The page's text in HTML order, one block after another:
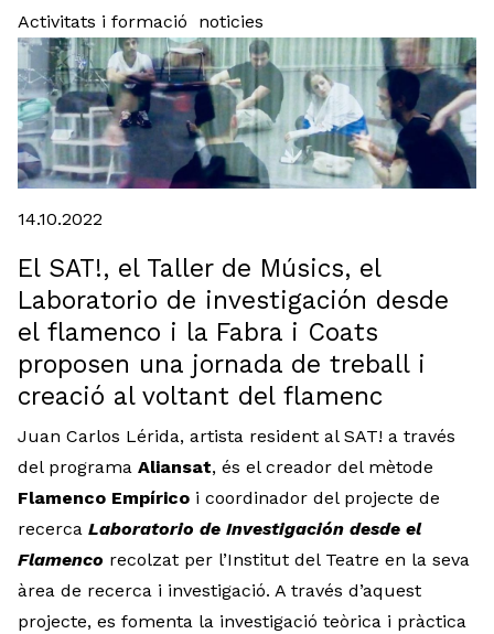
Activitats i formació noticies
14.10.2022
El SAT!, el Taller de Músics, el
Laboratorio de investigación desde
el flamenco i la Fabra i Coats
proposen una jornada de treball i
creació al voltant del flamenc
Juan Carlos Lérida, artista resident al SAT! a través
del programa Aliansat, és el creador del mètode
Flamenco Empírico i coordinador del projecte de
recerca Laboratorio de Investigación desde el
Flamenco recolzat per l’Institut del Teatre en la seva
àrea de recerca i investigació. A través d’aquest
projecte, es fomenta la investigació teòrica i pràctica